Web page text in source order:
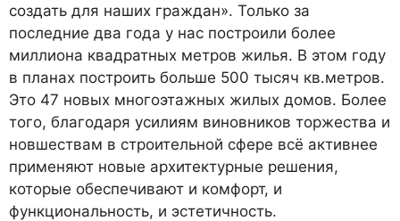
создать для наших граждан». Только за
последние два года у нас построили более
миллиона квадратных метров жилья. В этом году
в планах построить больше 500 тысяч кв.метров.
Это 47 новых многоэтажных жилых домов. Более
того, благодаря усилиям виновников торжества и
новшествам в строительной сфере всё активнее
применяют новые архитектурные решения,
которые обеспечивают и комфорт, и
функциональность, и эстетичность.